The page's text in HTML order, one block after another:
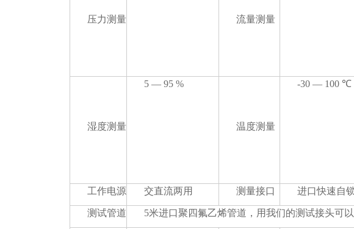
压力测量 流量测量
湿度测量
5 — 95 %
温度测量
-30 — 100 ℃
工作电源 交直流两用 测量接口 进口快速自
测试管道 5米进口聚四氟乙烯管道，用我们的测试接头可